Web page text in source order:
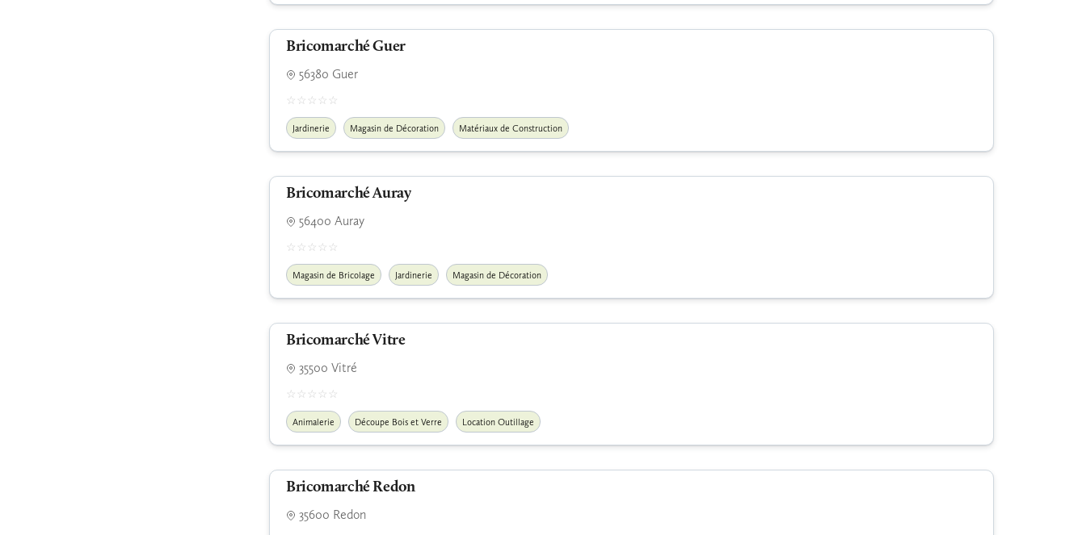
Bricomarché Guer
56380 Guer
Jardinerie Magasin de Décoration Matériaux de Construction
Bricomarché Auray
56400 Auray
Magasin de Bricolage Jardinerie Magasin de Décoration
Bricomarché Vitre
35500 Vitré
Animalerie Découpe Bois et Verre Location Outillage
Bricomarché Redon
35600 Redon